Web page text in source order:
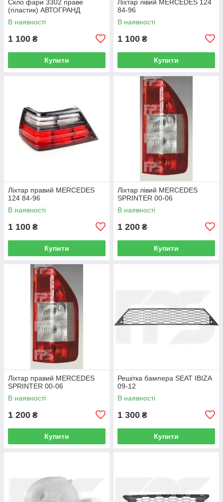
Скло фари 3302 праве
(пластик) АВТОГРАНД
В наявності
1 100 ₴
Купити
Ліхтар лівий MERCEDES 124
84-96
В наявності
1 100 ₴
Купити
Ліхтар правий MERCEDES
124 84-96
В наявності
1 100 ₴
Купити
Ліхтар лівий MERCEDES
SPRINTER 00-06
В наявності
1 200 ₴
Купити
Ліхтар правий MERCEDES
SPRINTER 00-06
В наявності
1 200 ₴
Купити
Решітка бампера SEAT IBIZA
09-12
В наявності
1 300 ₴
Купити